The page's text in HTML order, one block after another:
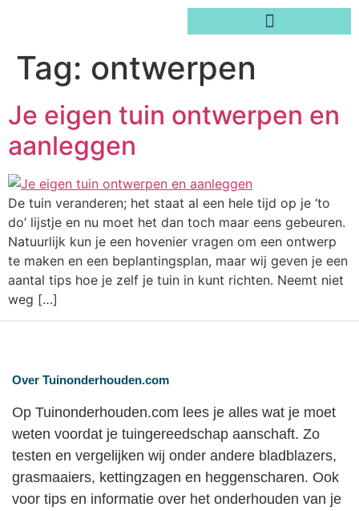
Tag: ontwerpen
Je eigen tuin ontwerpen en
aanleggen
De tuin veranderen; het staat al een hele tijd op je ‘to
do’ lijstje en nu moet het dan toch maar eens gebeuren.
Natuurlijk kun je een hovenier vragen om een ontwerp
te maken en een beplantingsplan, maar wij geven je een
aantal tips hoe je zelf je tuin in kunt richten. Neemt niet
weg […]
Over Tuinonderhouden.com
Op Tuinonderhouden.com lees je alles wat je moet
weten voordat je tuingereedschap aanschaft. Zo
testen en vergelijken wij onder andere bladblazers,
grasmaaiers, kettingzagen en heggenscharen. Ook
voor tips en informatie over het onderhouden van je